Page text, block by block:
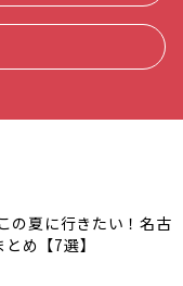
の夏に行きたい！名古
め【7選】